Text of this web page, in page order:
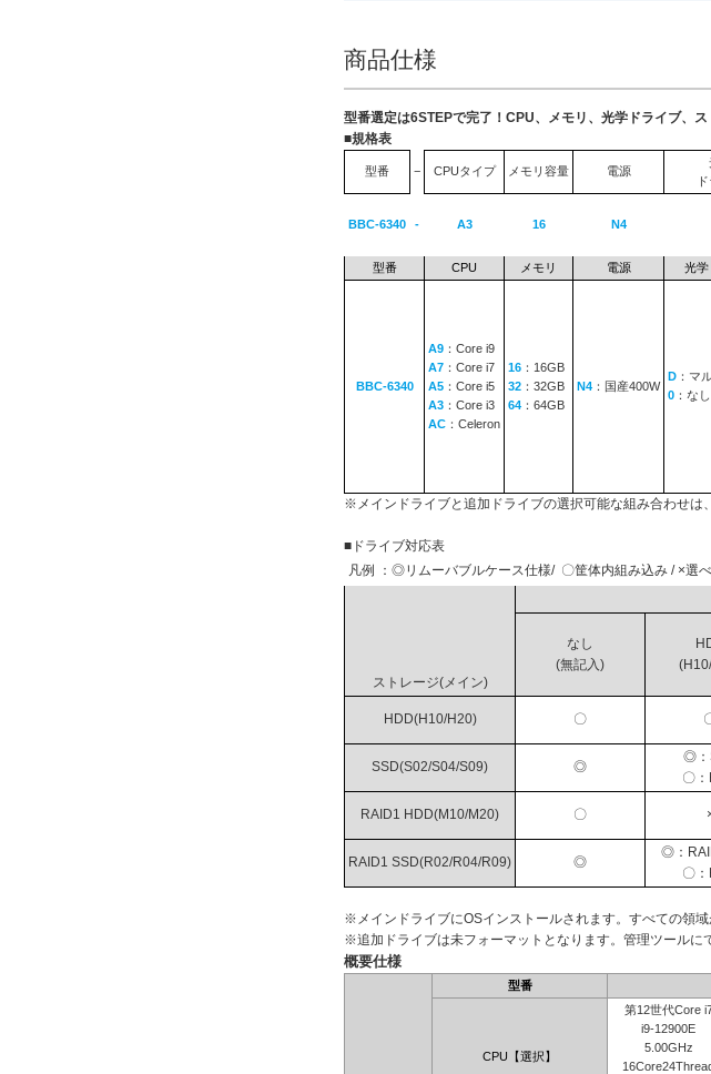
商品仕様
型番選定は6STEPで完了！CPU、メモリ、光学ドライブ、
■規格表
型番 − CPUタイプ メモリ容量 電源
BBC-6340 - A3 16 N4
型番 CPU メモリ 電源 光学
BBC-6340
A9 ：Core i9
A7 ：Core i7
A5 ：Core i5
A3 ：Core i3
AC ：Celeron
16 ：16GB
32 ：32GB
64 ：64GB
N4 ：国産400W
D ：マ
0 ：なし
※メインドライブと追加ドライブの選択可能な組み合わせは
■ドライブ対応表
凡例 ：◎リムーバブルケース仕様/ 〇筐体内組み込み / ×選
ストレージ(メイン)
なし
(無記入)
HDD(H10/H20) 〇
SSD(S02/S04/S09) ◎
◎：
〇
RAID1 HDD(M10/M20) 〇
RAID1 SSD(R02/R04/R09) ◎
◎：
〇
※メインドライブにOSインストールされます。すべての領
※追加ドライブは未フォーマットとなります。管理ツールに
概要仕様
型番
CPU【選択】
第12世代Core
i9-12900E
5.00GHz